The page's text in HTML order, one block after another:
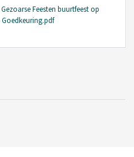
Feesten buurtfeest op
Goedkeuring.pdf